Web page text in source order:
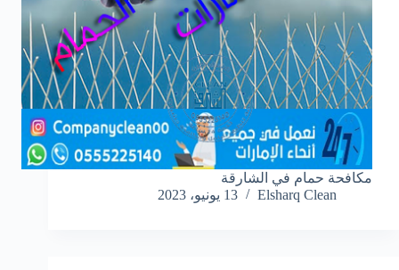
مكافحة حمام في الشارقة
Elsharq Clean
13 يونيو، 2023